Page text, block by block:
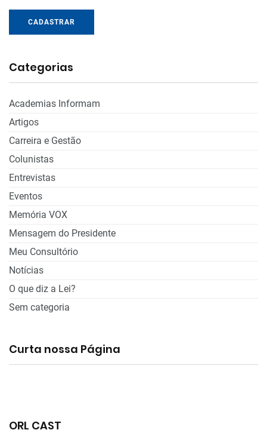
CADASTRAR
Categorias
Academias Informam
Artigos
Carreira e Gestão
Colunistas
Entrevistas
Eventos
Memória VOX
Mensagem do Presidente
Meu Consultório
Notícias
O que diz a Lei?
Sem categoria
Curta nossa Página
ORL CAST